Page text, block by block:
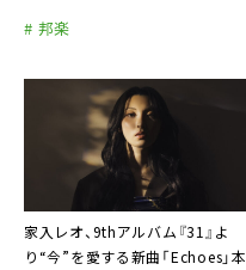
# 邦楽
家入レオ、9thアルバム『31』よ
り“今”を愛する新曲「Echoes」本